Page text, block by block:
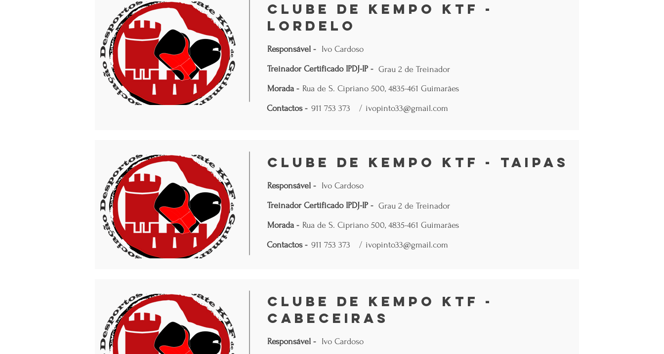
Clube de Kempo KTF -
Lordelo
Responsável -
Treinador Certificado IPDJ-IP -
Morada - Rua de S. Cipriano 500, 4835-461 Guimarães
Grau 2 de Treinador
Ivo Cardoso
Contactos - 911 753 373 / ivopinto33@gmail.com
Clube de Kempo KTF - Taipas
Responsável -
Treinador Certificado IPDJ-IP -
Morada - Rua de S. Cipriano 500, 4835-461 Guimarães
Grau 2 de Treinador
Ivo Cardoso
Contactos - 911 753 373 / ivopinto33@gmail.com
Clube de Kempo KTF -
Cabeceiras
Responsável - Ivo Cardoso